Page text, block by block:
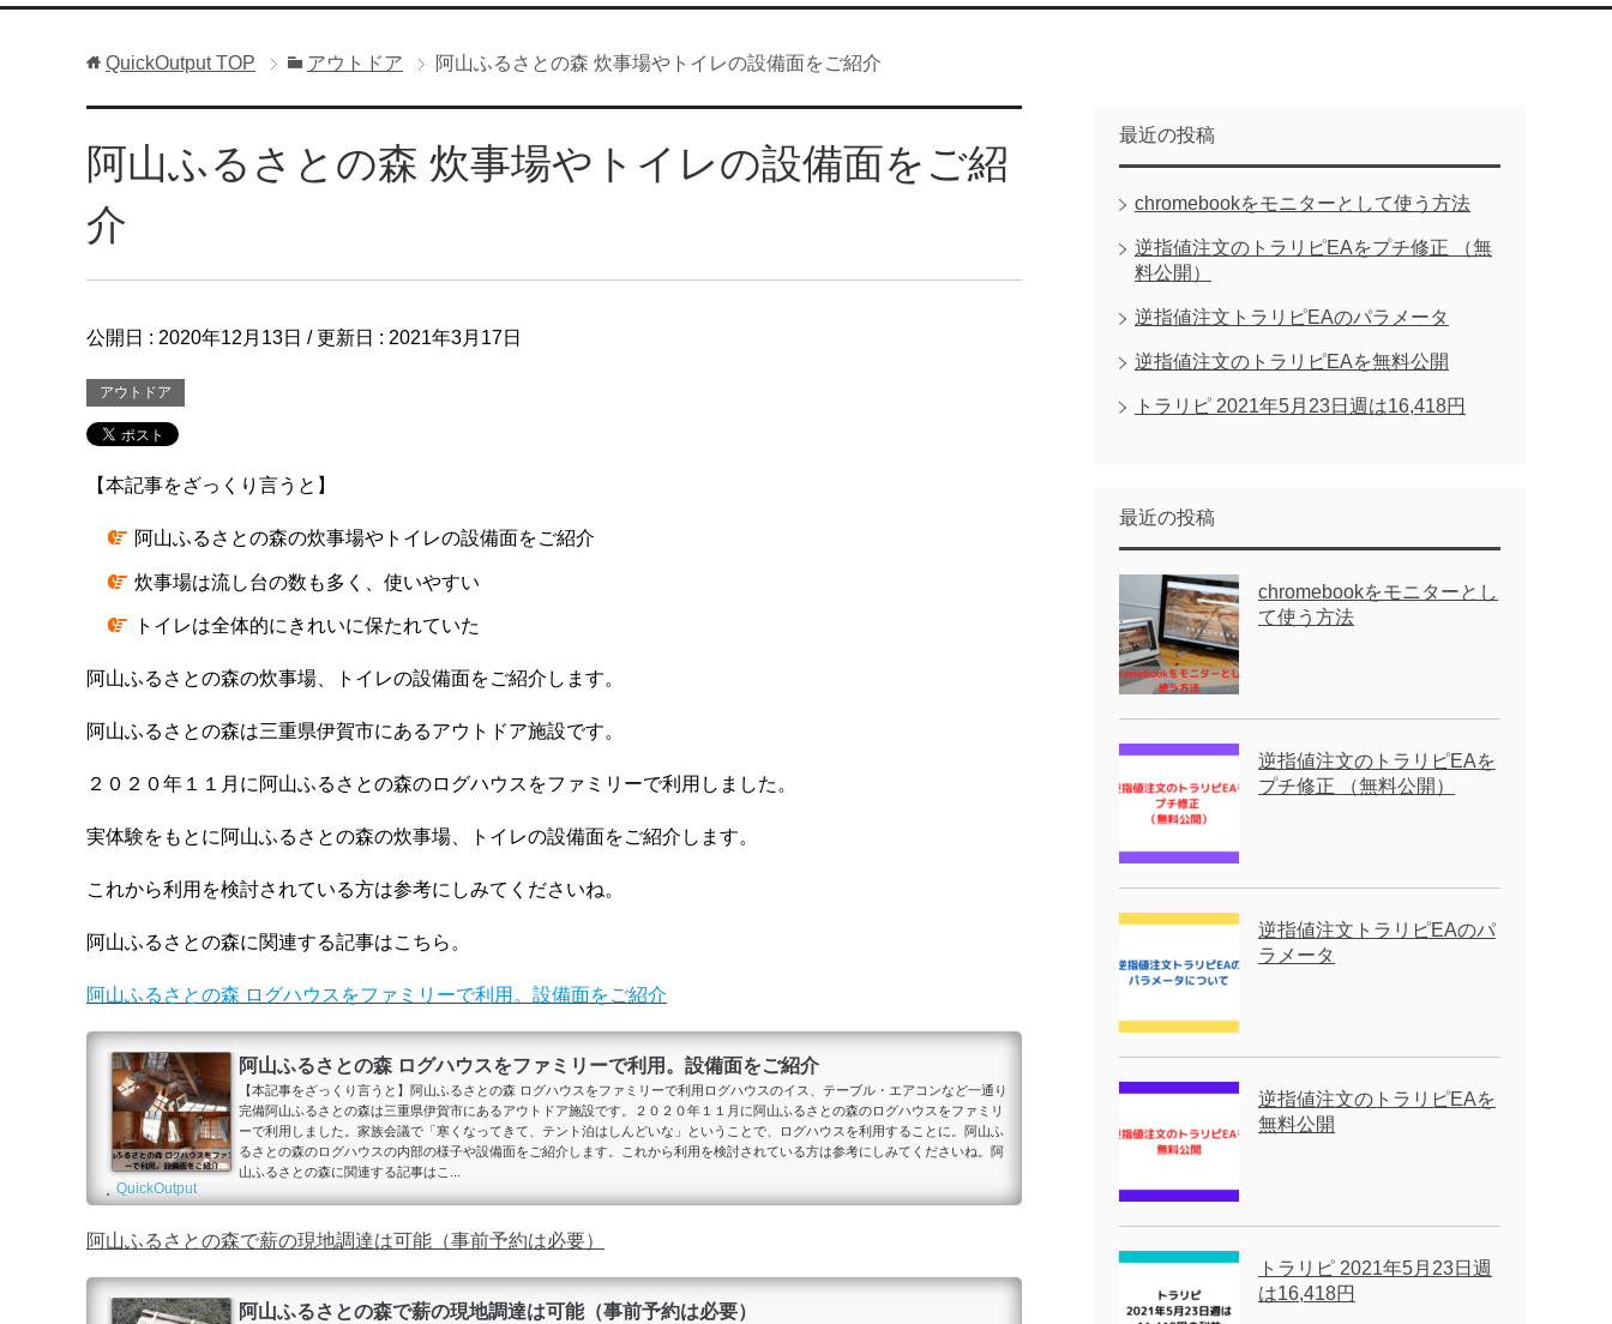
QuickOutputTOP アウトドア 阿山ふるさとの森 炊事場やトイレの設備面をご紹介
阿山ふるさとの森 炊事場やトイレの設備面をご紹
介
公開日 : 2020年12月13日 / 更新日 : 2021年3月17日
アウトドア
【本記事をざっくり言うと】
阿山ふるさとの森の炊事場やトイレの設備面をご紹介
炊事場は流し台の数も多く、使いやすい
トイレは全体的にきれいに保たれていた
阿山ふるさとの森の炊事場、トイレの設備面をご紹介します。
阿山ふるさとの森は三重県伊賀市にあるアウトドア施設です。
２０２０年１１月に阿山ふるさとの森のログハウスをファミリーで利用しました。
実体験をもとに阿山ふるさとの森の炊事場、トイレの設備面をご紹介します。
これから利用を検討されている方は参考にしみてくださいね。
阿山ふるさとの森に関連する記事はこちら。
阿山ふるさとの森 ログハウスをファミリーで利用。設備面をご紹介
阿山ふるさとの森 ログハウスをファミリーで利用。設備面をご紹介
【本記事をざっくり言うと】阿山ふるさとの森 ログハウスをファミリーで利用ログハウスのイス、テーブル・エアコンなど一通り
完備阿山ふるさとの森は三重県伊賀市にあるアウトドア施設です。２０２０年１１月に阿山ふるさとの森のログハウスをファミリ
ーで利用しました。家族会議で「寒くなってきて、テント泊はしんどいな」ということで、ログハウスを利用することに。阿山ふ
るさとの森のログハウスの内部の様子や設備面をご紹介します。これから利用を検討されている方は参考にしみてくださいね。阿
山ふるさとの森に関連する記事はこ...
QuickOutput
阿山ふるさとの森で薪の現地調達は可能（事前予約は必要）
阿山ふるさとの森で薪の現地調達は可能（事前予約は必要）
最近の投稿
chromebookをモニターとして使う方法
逆指値注文のトラリピEAをプチ修正 （無
料公開）
逆指値注文トラリピEAのパラメータ
逆指値注文のトラリピEAを無料公開
トラリピ 2021年5月23日週は16,418円
最近の投稿
chromebookをモニターとし
て使う方法
逆指値注文のトラリピEAを
プチ修正 （無料公開）
逆指値注文トラリピEAのパ
ラメータ
逆指値注文のトラリピEAを
無料公開
トラリピ 2021年5月23日週
は16,418円